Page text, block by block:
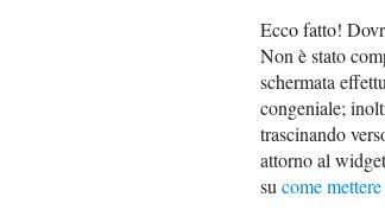
Ecco fatto!
Non è stato
schermata
congeniale;
trascinando
attorno al
su come